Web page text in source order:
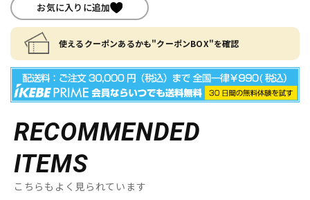
お気に入りに追加
使えるクーポンあるかも"クーポンBOX"を確認
RECOMMENDED
ITEMS
こちらもよく見られています